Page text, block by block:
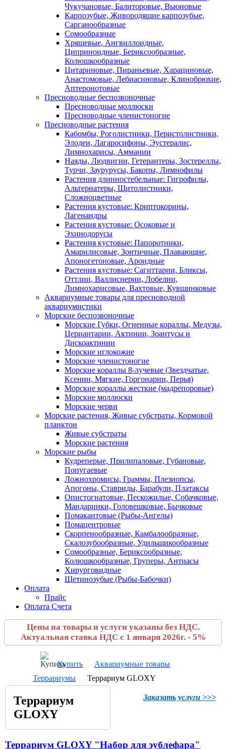
Чукучановые, Балиторовые, Вьюновые
Карпозубые, Живородящие карпозубые,
Сарганообразные
Сомообразные
Хрящевые, Ангвиллоидные,
Циприноидные, Бериксообразные,
Колюшкообразные
Цитариновые, Пираньевые, Харациновые,
Анастомовые, Лебиасиновые, Клинобрюхие,
Аптеронотовые
Пресноводные беспозвоночные
Пресноводные моллюски
Пресноводные членистоногие
Пресноводные растения
Кабомбы, Роголистники, Перистолистники,
Элодеи, Лагаросифоны, Эустералис,
Лимнохарисы, Аммании
Наяды, Людвигии, Гетерантеры, Зостереллы,
Турчи, Заурурусы, Бакопы, Лимнофилы
Растения длинностебельные: Гигрофилы,
Альтернатеры, Щитолистники,
Сложноцветные
Растения кустовые: Криптокорины,
Лагенандры
Растения кустовые: Осоковые и
Эхинодорусы
Растения кустовые: Папоротники,
Амарилисовые, Зонтичные, Плавающие,
Апоногетоновые, Ароидные
Растения кустовые: Сагиттарии, Бликсы,
Оттлии, Валлиснерии, Лобелии,
Лимнохарисовые, Вахтовые, Кувшинковые
Аквариумные товары для пресноводной
аквариумистики
Морские беспозвоночные
Морские Губки, Огненные кораллы, Медузы,
Цериантарии, Актинии, Зоантусы и
Дискоактинии
Морские иглокожие
Морские членистоногие
Морские кораллы 8-лучевые (Звездчатые,
Ксении, Мягкие, Горгонарии, Перья)
Морские кораллы жесткие (мадрепоровые)
Морские моллюски
Морские черви
Морские растения, Живые субстраты, Кормовой
планктон
Живые субстраты
Морские растения
Морские рыбы
Кудреперые, Прилипаловые, Губановые,
Попугаевые
Ложнохромисы, Граммы, Плезиопсы,
Апогоны, Ставриды, Барабули, Платаксы
Опистогнатовые, Пескожилые, Собачковые,
Мандаринки, Головешковые, Бычковые
Помакантовые (Рыбы-Ангелы)
Помацентровые
Скорпенообразные, Камбалообразные,
Скалозубообразные, Удильщикообразные
Сомообразные, Бериксообразные,
Колюшкообразные, Груперы, Антиасы
Хирурговидные
Щетинозубые (Рыбы-Бабочки)
Оплата
Прайс
Оплата Счета
Цены на товары и услуги указаны без НДС.
Актуальная ставка НДС с 1 января 2026г. - 5%
Купить
Аквариумные товары
Террариумы
Террариум GLOXY
Заказать услуги >>>
Террариум
GLOXY
Террариум GLOXY "Набор для эублефара"